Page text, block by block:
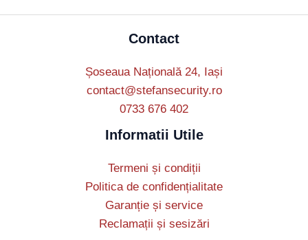
Contact
Șoseaua Națională 24, Iași
contact@stefansecurity.ro
0733 676 402
Informatii Utile
Termeni și condiții
Politica de confidențialitate
Garanție și service
Reclamații și sesizări